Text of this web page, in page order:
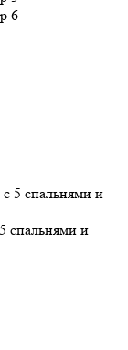
спальнями и